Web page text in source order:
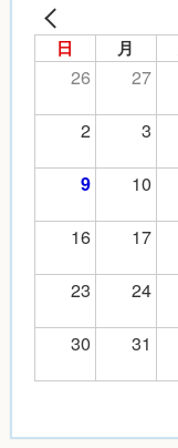
日 月
26 27
2
3
9 10
16
17
23
24
30
31